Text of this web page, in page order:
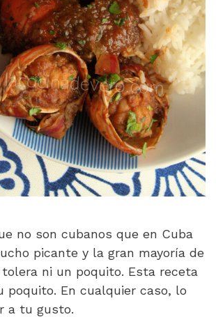
no son cubanos que en Cuba
picante y la gran mayoría de
ni un poquito. Esta receta
poquito. En cualquier caso, lo
a tu gusto.